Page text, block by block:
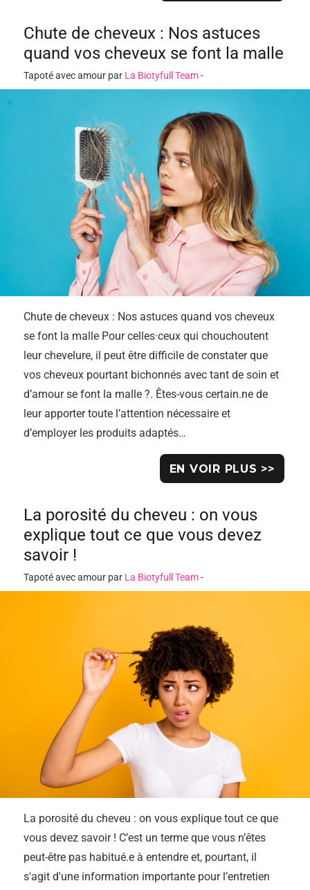
Chute de cheveux : Nos astuces
quand vos cheveux se font la malle
Tapoté avec amour par La Biotyfull Team-
Chute de cheveux : Nos astuces quand vos cheveux
se font la malle Pour celles·ceux qui chouchoutent
leur chevelure, il peut être difficile de constater que
vos cheveux pourtant bichonnés avec tant de soin et
d’amour se font la malle ?. Êtes-vous certain.ne de
leur apporter toute l’attention nécessaire et
d’employer les produits adaptés…
EN VOIR PLUS >>
La porosité du cheveu : on vous
explique tout ce que vous devez
savoir !
Tapoté avec amour par La Biotyfull Team-
La porosité du cheveu : on vous explique tout ce que
vous devez savoir ! C’est un terme que vous n’êtes
peut-être pas habitué.e à entendre et, pourtant, il
s'agit d'une information importante pour l’entretien